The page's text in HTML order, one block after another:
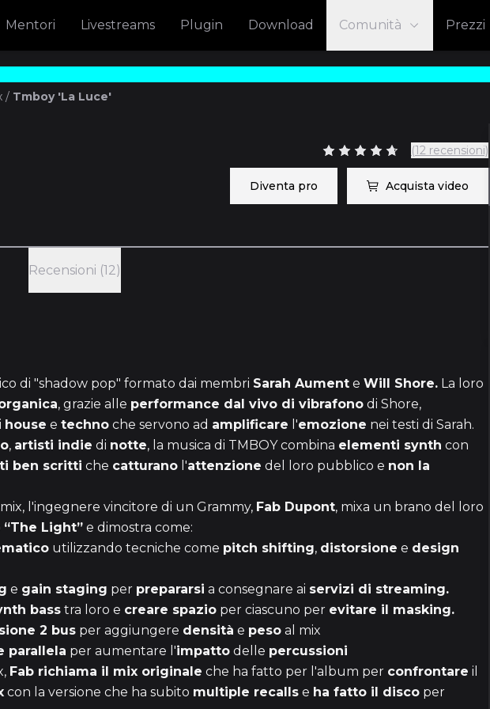
Mentori Livestreams Plugin Download Comunità Prezzi
/ Tmboy 'La Luce'
(12 recensioni)
Diventa pro Acquista video
Recensioni (12)
di "shadow pop" formato dai membri Sarah Aument e Will Shore. La loro
, grazie alle performance dal vivo di vibrafono di Shore,
house e techno che servono ad amplificare l'emozione nei testi di Sarah.
, artisti indie di notte, la musica di TMBOY combina elementi synth con
ben scritti che catturano l'attenzione del loro pubblico e non la
l'ingegnere vincitore di un Grammy, Fab Dupont, mixa un brano del loro
“The Light” e dimostra come:
utilizzando tecniche come pitch shifting, distorsione e design
e gain staging per prepararsi a consegnare ai servizi di streaming.
bass tra loro e creare spazio per ciascuno per evitare il masking.
2 bus per aggiungere densità e peso al mix
parallela per aumentare l'impatto delle percussioni
Fab richiama il mix originale che ha fatto per l'album per confrontare il
con la versione che ha subito multiple recalls e ha fatto il disco per
13m
3 episodi